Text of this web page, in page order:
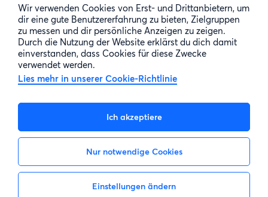
Wir verwenden Cookies von Erst- und Drittanbietern, um
dir eine gute Benutzererfahrung zu bieten, Zielgruppen
zu messen und dir persönliche Anzeigen zu zeigen.
Durch die Nutzung der Website erklärst du dich damit
einverstanden, dass Cookies für diese Zwecke
verwendet werden.
Lies mehr in unserer Cookie-Richtlinie
Ich akzeptiere
Nur notwendige Cookies
Einstellungen ändern
Datenschutz
Cookie-Richtlinie
Sitemap
E-Mail-Adresse: